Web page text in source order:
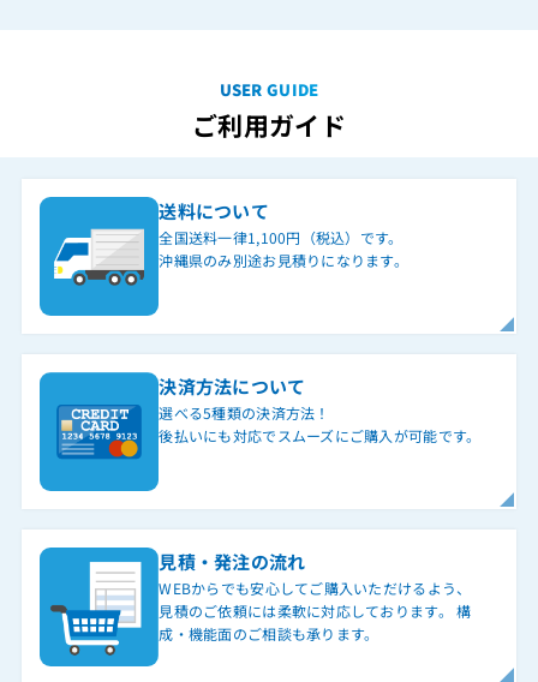
USER GUIDE
ご利用ガイド
送料について
全国送料一律1,100円（税込）です。
沖縄県のみ別途お見積りになります。
決済方法について
選べる5種類の決済方法！
後払いにも対応でスムーズにご購入が可能です。
見積・発注の流れ
WEBからでも安心してご購入いただけるよう、
見積のご依頼には柔軟に対応しております。 構
成・機能面のご相談も承ります。